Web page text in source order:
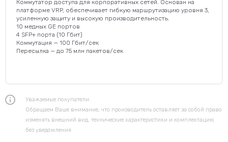
Коммутатор доступа для корпоративных сетей. Основан на
платформе VRP, обеспечивает гибкую маршрутизацию уровня 3,
усиленную защиту и высокую производительность.
10 медных GE портов
4 SFP+ порта (10 Гбит)
Коммутация — 100 Гбит/сек
Пересылка — до 75 млн пакетов/сек
Уважаемые покупатели.
Обращаем Ваше внимание, что производитель оставляет за собой право
изменять внешний вид, технические характеристики и комплектацию
без уведомления.